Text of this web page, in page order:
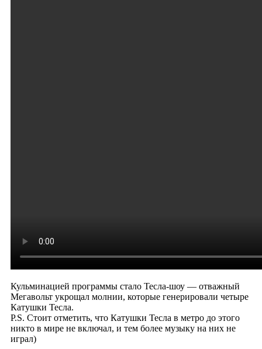
Кульминацией программы стало Тесла-шоу — отважный
Мегавольт укрощал молнии, которые генерировали четыре
Катушки Тесла.
P.S. Стоит отметить, что Катушки Тесла в метро до этого
никто в мире не включал, и тем более музыку на них не
играл)